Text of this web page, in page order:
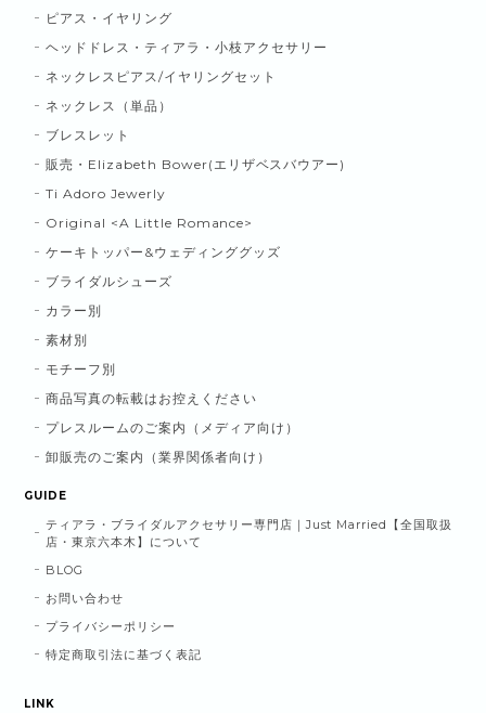
ピアス・イヤリング
ヘッドドレス・ティアラ・小枝アクセサリー
ネックレスピアス/イヤリングセット
ネックレス（単品）
ブレスレット
販売・Elizabeth Bower(エリザベスバウアー)
Ti Adoro Jewerly
Original <A Little Romance>
ケーキトッパー&ウェディンググッズ
ブライダルシューズ
カラー別
素材別
モチーフ別
商品写真の転載はお控えください
プレスルームのご案内（メディア向け）
卸販売のご案内（業界関係者向け）
GUIDE
ティアラ・ブライダルアクセサリー専門店｜Just Married【全国取扱
店・東京六本木】について
BLOG
お問い合わせ
プライバシーポリシー
特定商取引法に基づく表記
LINK